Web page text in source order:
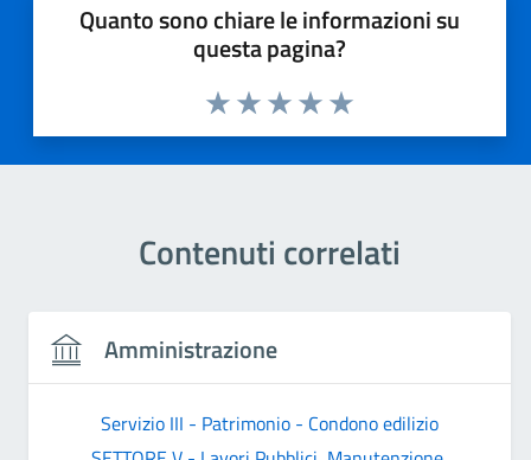
Quanto sono chiare le informazioni su
questa pagina?
Valuta 5 stelle su 5
Valuta 4 stelle su 5
Valuta 3 stelle su 5
Valuta 2 stelle su 5
Valuta 1 stelle su 5
Contenuti correlati
Amministrazione
Servizio III - Patrimonio - Condono edilizio